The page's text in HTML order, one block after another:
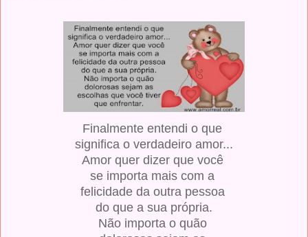
Finalmente entendi o que
significa o verdadeiro amor...
Amor quer dizer que você
se importa mais com a
felicidade da outra pessoa
do que a sua própria.
Não importa o quão